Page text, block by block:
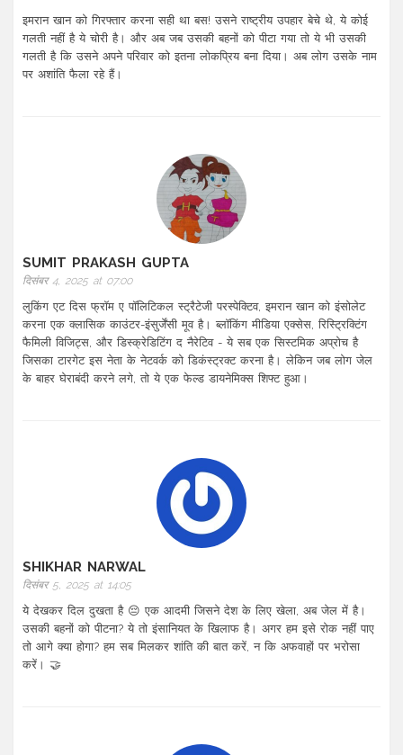
इमरान खान को गिरफ्तार करना सही था बस! उसने राष्ट्रीय उपहार बेचे थे, ये कोई
गलती नहीं है ये चोरी है। और अब जब उसकी बहनों को पीटा गया तो ये भी उसकी
गलती है कि उसने अपने परिवार को इतना लोकप्रिय बना दिया। अब लोग उसके नाम
पर अशांति फैला रहे हैं।
SUMIT PRAKASH GUPTA
दिसंबर 4, 2025 at 07:00
लुकिंग एट दिस फ्रॉम ए पॉलिटिकल स्ट्रैटेजी परस्पेक्टिव, इमरान खान को इंसोलेट
करना एक क्लासिक काउंटर-इंसुर्जेंसी मूव है। ब्लॉकिंग मीडिया एक्सेस, रिस्ट्रिक्टिंग
फैमिली विजिट्स, और डिस्क्रेडिटिंग द नैरेटिव - ये सब एक सिस्टमिक अप्रोच है
जिसका टारगेट इस नेता के नेटवर्क को डिकंस्ट्रक्ट करना है। लेकिन जब लोग जेल
के बाहर घेराबंदी करने लगे, तो ये एक फेल्ड डायनेमिक्स शिफ्ट हुआ।
SHIKHAR NARWAL
दिसंबर 5, 2025 at 14:05
ये देखकर दिल दुखता है 😔 एक आदमी जिसने देश के लिए खेला, अब जेल में है।
उसकी बहनों को पीटना? ये तो इंसानियत के खिलाफ है। अगर हम इसे रोक नहीं पाए
तो आगे क्या होगा? हम सब मिलकर शांति की बात करें, न कि अफवाहों पर भरोसा
करें। 🤝